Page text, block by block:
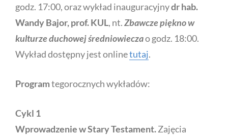
godz. 17:00, oraz wykład inauguracyjnydr hab.
Wandy Bajor, prof. KUL, nt.Zbawcze piękno w
kulturze duchowej średniowieczao godz. 18:00.
Wykład dostępny jest onlinetutaj.
Programtegorocznych wykładów:
Cykl 1
Wprowadzenie w Stary Testament.Zajęcia